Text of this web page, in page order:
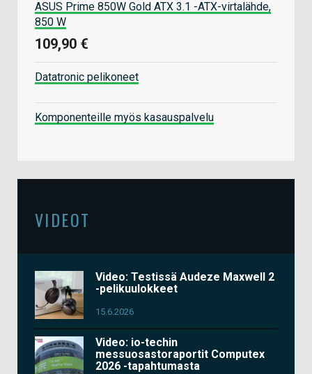
ASUS Prime 850W Gold ATX 3.1 -ATX-virtalähde,
850 W
109,90 €
Datatronic pelikoneet
Komponenteille myös kasauspalvelu
VIDEOT
Video: Testissä Audeze Maxwell 2
-pelikuulokkeet
15.6.2026
Video: io-techin
messuosastoraportit Computex
2026 -tapahtumasta